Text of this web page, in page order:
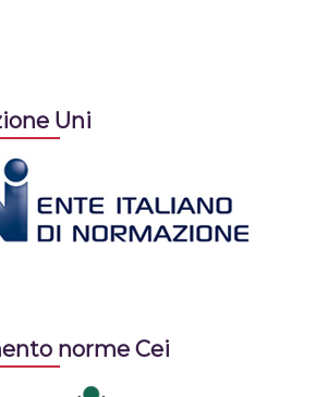
Uni
norme Cei